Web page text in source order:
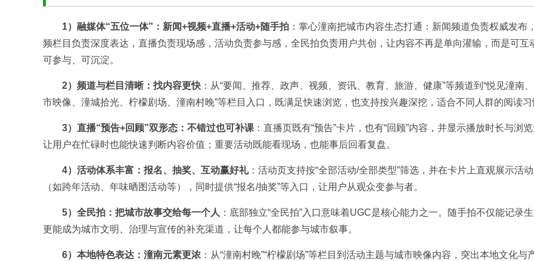
1）融媒体“五位一体”：新闻+视频+直播+活动+随手拍 ：掌心潼南把城市内容生态打通：新闻频道负责权威发布
频栏目负责深度表达，直播负责现场感，活动负责参与感，全民拍负责用户共创，让内容不再是单向灌输，而是可互
可参与、可沉淀。
2）频道与栏目清晰：找内容更快 ：从“要闻、推荐、政声、视频、资讯、教育、旅游、健康”等频道到“悦见潼南
市映像、潼城拾光、柠檬剧场、潼南村晚”等栏目入口，既满足快速浏览，也支持按兴趣深挖，适合不同人群的阅读习
3）直播“预告+回顾”双形态：不错过也可补课 ：直播页既有“预告”卡片，也有“回顾”内容，并显示播放时长与浏览
让用户在忙碌时也能快速判断内容价值；重要活动既能看现场，也能事后回看复盘。
4）活动体系丰富：报名、抽奖、互动赢好礼：活动页支持按“全部活动/全部类型”筛选，并在卡片上直观展示活
（如跨年活动、年味晒图活动等），同时提供“报名/抽奖”等入口，让用户从观众变参与者。
5）全民拍：把城市故事交给每一个人 ：底部独立“全民拍”入口意味着UGC是核心能力之一。随手拍不仅能记录生
更能成为城市文明、治理与宣传的补充渠道，让每个人都能参与城市叙事。
6）本地特色表达：潼南元素更浓 ：从“潼南村晚”“柠檬剧场”等栏目到活动主题与城市映像内容，突出本地文化与